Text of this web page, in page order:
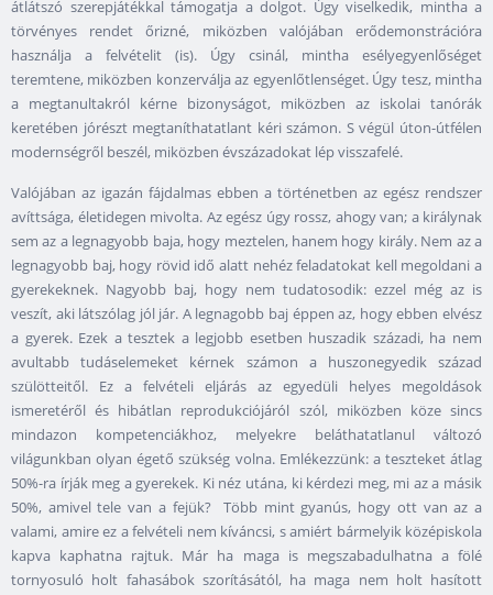
átlátszó szerepjátékkal támogatja a dolgot. Úgy viselkedik, mintha a
törvényes rendet őrizné, miközben valójában erődemonstrációra
használja a felvételit (is). Úgy csinál, mintha esélyegyenlőséget
teremtene, miközben konzerválja az egyenlőtlenséget. Úgy tesz, mintha
a megtanultakról kérne bizonyságot, miközben az iskolai tanórák
keretében jórészt megtaníthatatlant kéri számon. S végül úton-útfélen
modernségről beszél, miközben évszázadokat lép visszafelé.
Valójában az igazán fájdalmas ebben a történetben az egész rendszer
avíttsága, életidegen mivolta. Az egész úgy rossz, ahogy van; a királynak
sem az a legnagyobb baja, hogy meztelen, hanem hogy király. Nem az a
legnagyobb baj, hogy rövid idő alatt nehéz feladatokat kell megoldani a
gyerekeknek. Nagyobb baj, hogy nem tudatosodik: ezzel még az is
veszít, aki látszólag jól jár. A legnagobb baj éppen az, hogy ebben elvész
a gyerek. Ezek a tesztek a legjobb esetben huszadik századi, ha nem
avultabb tudáselemeket kérnek számon a huszonegyedik század
szülötteitől. Ez a felvételi eljárás az egyedüli helyes megoldások
ismeretéről és hibátlan reprodukciójáról szól, miközben köze sincs
mindazon kompetenciákhoz, melyekre beláthatatlanul változó
világunkban olyan égető szükség volna. Emlékezzünk: a teszteket átlag
50%-ra írják meg a gyerekek. Ki néz utána, ki kérdezi meg, mi az a másik
50%, amivel tele van a fejük? Több mint gyanús, hogy ott van az a
valami, amire ez a felvételi nem kíváncsi, s amiért bármelyik középiskola
kapva kaphatna rajtuk. Már ha maga is megszabadulhatna a fölé
tornyosuló holt fahasábok szorításától, ha maga nem holt hasított